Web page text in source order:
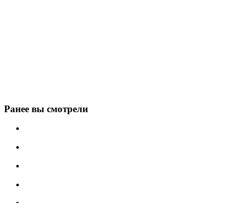
Ранее вы смотрели